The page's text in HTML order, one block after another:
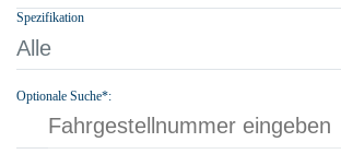
Spezifikation
Alle
Optionale Suche*: